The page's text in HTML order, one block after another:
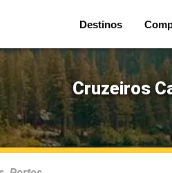
Destinos
Cruzeiros